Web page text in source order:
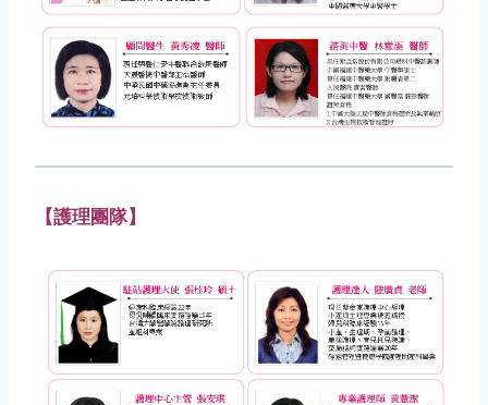
【護理團隊】